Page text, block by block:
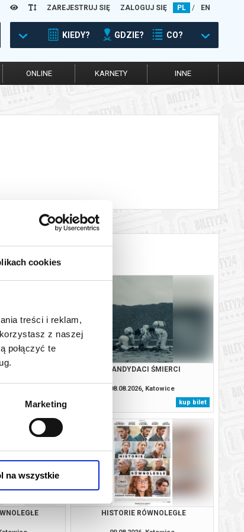
cookies
treści i reklam,
z naszej
połączyć te
Marketing
na wszystkie
ZAREJESTRUJ SIĘ ZALOGUJ SIĘ PL / EN
KIEDY? GDZIE? CO?
ONLINE KARNETY INNE
SEPI
kup bilet
KANDYDACI ŚMIERCI
08.08.2026, Katowice
kup bilet
HISTORIE RÓWNOLEGŁE